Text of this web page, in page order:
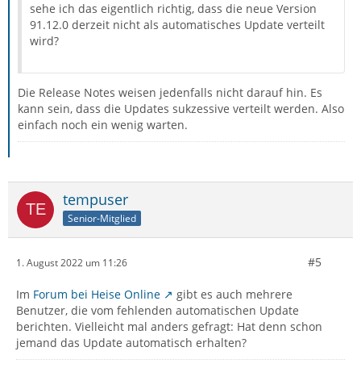
sehe ich das eigentlich richtig, dass die neue Version
91.12.0 derzeit nicht als automatisches Update verteilt
wird?
Die Release Notes weisen jedenfalls nicht darauf hin. Es
kann sein, dass die Updates sukzessive verteilt werden. Also
einfach noch ein wenig warten.
tempuser
Senior-Mitglied
1. August 2022 um 11:26 #5
Im Forum bei Heise Online
gibt es auch mehrere
Benutzer, die vom fehlenden automatischen Update
berichten. Vielleicht mal anders gefragt: Hat denn schon
jemand das Update automatisch erhalten?